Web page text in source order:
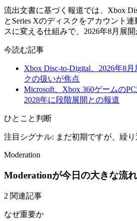
流出文書に基づく報道では、Xbox
とSeries Xのディスクをアカウント
スに変える仕組みで、2026年8月展開
今読む記事
Xbox Disc-to-Digital、2026年8
クの扱いが焦点
Microsoft、Xbox 360ゲームの
2028年に段階展開との報道
ひとこと判断
注目シグナル: まだ初期ですが、繰り
Moderation
Moderationが今日の大きな流
2 関連記事
なぜ重要か